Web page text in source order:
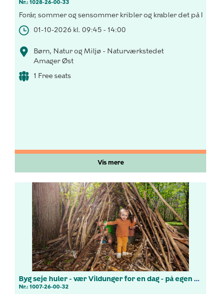
Nr.: 1028-26-00-33
Forår, sommer og sensommer kribler og krabler det på
01-10-2026 kl. 09:45 - 14:00
Børn, Natur og Miljø - Naturværkstedet
Amager Øst
1 Free seats
Vis mere
Byg seje huler - vær Vildunger for en dag - på egen hånd
Nr.: 1007-26-00-32